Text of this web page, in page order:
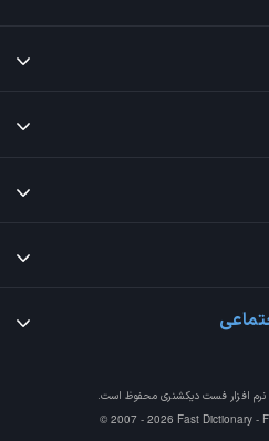
افزارفست دیکشنری محفوظ است.
© 2007 - 2026 Fast Dictionary -